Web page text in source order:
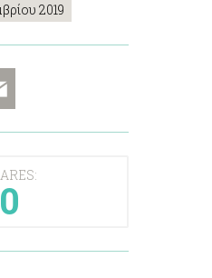
2019
0